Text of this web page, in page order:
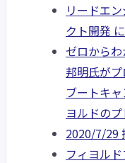
リードエ
クト開発
ゼロから
邦明氏が
ブートキ
ヨルドの
2020/7/29
フィヨル